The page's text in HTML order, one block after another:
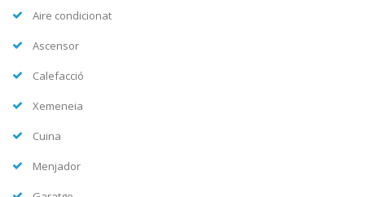
Aire condicionat
Ascensor
Calefacció
Xemeneia
Cuina
Menjador